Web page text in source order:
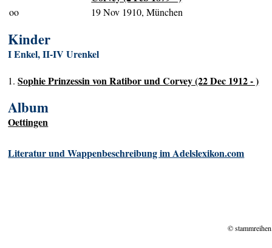
oo 19 Nov 1910, München
Kinder
I Enkel, II-IV Urenkel
1.Sophie Prinzessin von Ratibor und Corvey (22 Dec 1912 - )
Album
Oettingen
Literatur und Wappenbeschreibung im Adelslexikon.com
©